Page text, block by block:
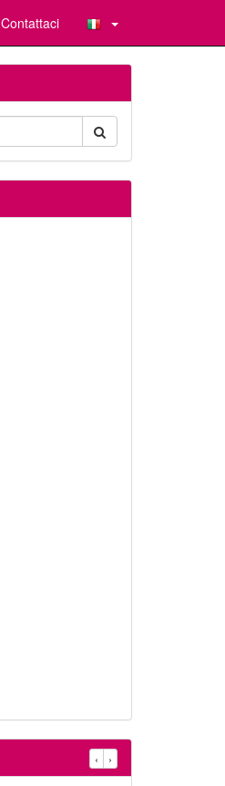
Contattaci
‹ ›